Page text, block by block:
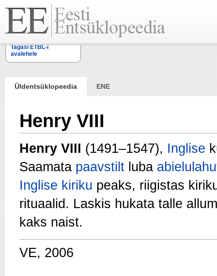
Tagasi ETBL-i
avalehele
Üldentsüklopeedia ENE
Henry VIII
Henry VIII (1491–1547), Inglise
Saamata paavstilt luba
Inglise kiriku peaks, riigistas
rituaalid. Laskis hukata talle
kaks naist.
VE, 2006